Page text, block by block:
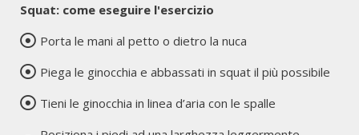
Squat: come eseguire l'esercizio
Porta le mani al petto o dietro la nuca
Piega le ginocchia e abbassati in squat il più possibile
Tieni le ginocchia in linea d’aria con le spalle